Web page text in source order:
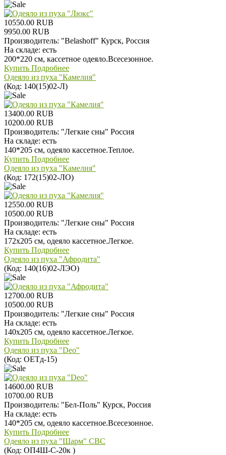
10550.00 RUB
9950.00 RUB
Производитель: "Belashoff" Курск, Россия
На складе: есть
200*220 см, кассетное одеяло.Всесезонное.
Купить Подробнее
Одеяло из пуха "Камелия"
(Код: 140(15)02-Л)
13400.00 RUB
10200.00 RUB
Производитель: "Легкие сны" Россия
На складе: есть
140*205 см, одеяло кассетное.Теплое.
Купить Подробнее
Одеяло из пуха "Камелия"
(Код: 172(15)02-ЛО)
12550.00 RUB
10500.00 RUB
Производитель: "Легкие сны" Россия
На складе: есть
172х205 см, одеяло кассетное.Легкое.
Купить Подробнее
Одеяло из пуха "Афродита"
(Код: 140(16)02-ЛЭО)
12700.00 RUB
10500.00 RUB
Производитель: "Легкие сны" Россия
На складе: есть
140х205 см, одеяло кассетное.Легкое.
Купить Подробнее
Одеяло из пуха "Deo"
(Код: ОЕТд-15)
14600.00 RUB
10700.00 RUB
Производитель: "Бел-Поль" Курск, Россия
На складе: есть
140*205 см, одеяло кассетное.Всесезонное.
Купить Подробнее
Одеяло из пуха "Шарм" СВС
(Код: ОП4Ш-С-20к )